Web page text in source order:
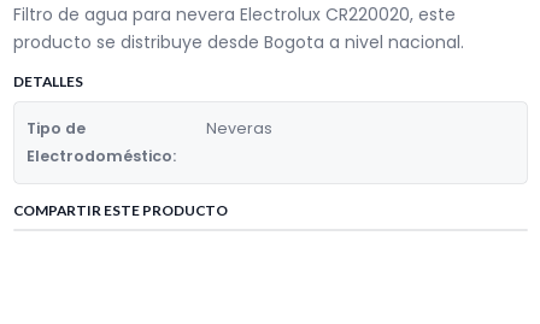
Filtro de agua para nevera Electrolux CR220020, este
producto se distribuye desde Bogota a nivel nacional.
DETALLES
Tipo de
Electrodoméstico:
Neveras
COMPARTIR ESTE PRODUCTO